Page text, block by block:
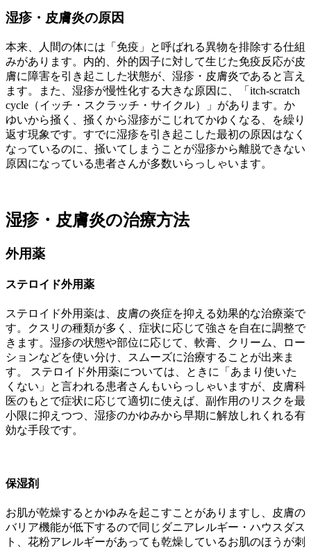
湿疹・皮膚炎の原因
本来、人間の体には「免疫」と呼ばれる異物を排除する仕組
みがあります。内的、外的因子に対して生じた免疫反応が皮
膚に障害を引き起こした状態が、湿疹・皮膚炎であると言え
ます。また、湿疹が慢性化する大きな原因に、「itch-scratch
cycle（イッチ・スクラッチ・サイクル）」があります。か
ゆいから掻く、掻くから湿疹がこじれてかゆくなる、を繰り
返す現象です。すでに湿疹を引き起こした最初の原因はなく
なっているのに、掻いてしまうことが湿疹から離脱できない
原因になっている患者さんが多数いらっしゃいます。
湿疹・皮膚炎の治療方法
外用薬
ステロイド外用薬
ステロイド外用薬は、皮膚の炎症を抑える効果的な治療薬で
す。クスリの種類が多く、症状に応じて強さを自在に調整で
きます。湿疹の状態や部位に応じて、軟膏、クリーム、ロー
ションなどを使い分け、スムーズに治療することが出来ま
す。 ステロイド外用薬については、ときに「あまり使いた
くない」と言われる患者さんもいらっしゃいますが、皮膚科
医のもとで症状に応じて適切に使えば、副作用のリスクを最
小限に抑えつつ、湿疹のかゆみから早期に解放しれくれる有
効な手段です。
保湿剤
お肌が乾燥するとかゆみを起こすことがありますし、皮膚の
バリア機能が低下するので同じダニアレルギー・ハウスダス
ト、花粉アレルギーがあっても乾燥しているお肌のほうが刺